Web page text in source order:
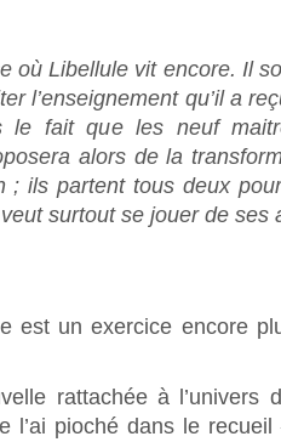
où Libellule vit encore. Il
l’enseignement qu’il a
le fait que les neuf
alors de la
; ils partent tous deux
veut surtout se jouer de
est un exercice encore
rattachée à l’univers
l’ai pioché dans le